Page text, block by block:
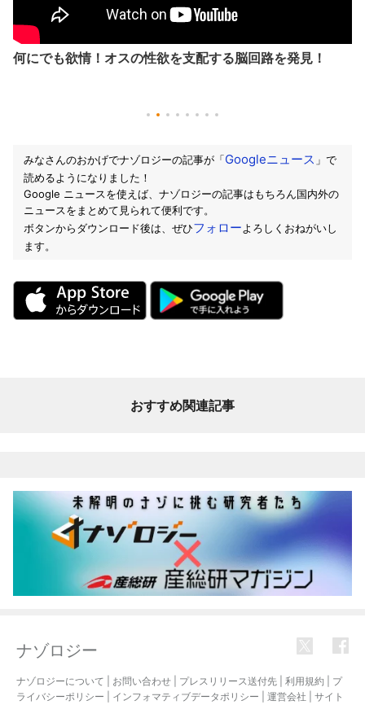
何にでも欲情！オスの性欲を支配する脳回路を発見！
みなさんのおかげでナゾロジーの記事が「Googleニュース 」で
読めるようになりました！
Google ニュースを使えば、ナゾロジーの記事はもちろん国内外の
ニュースをまとめて見られて便利です。
ボタンからダウンロード後は、ぜひフォローよろしくおねがいし
ます。
おすすめ関連記事
ナゾロジー
ナゾロジーについて お問い合わせ プレスリリース送付先 利用規約
プ
ライバシーポリシー
インフォマティブデータポリシー 運営会社 サイト